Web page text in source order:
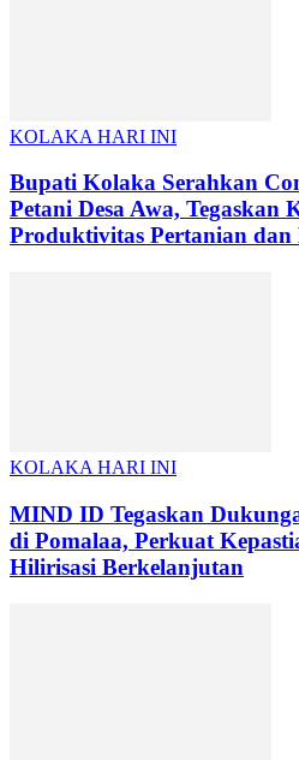
KOLAKA HARI INI
Bupati Kolaka Serahkan
Petani Desa Awa,
Produktivitas Pertanian dan
KOLAKA HARI INI
MIND ID Tegaskan
di Pomalaa, Perkuat
Hilirisasi Berkelanjutan